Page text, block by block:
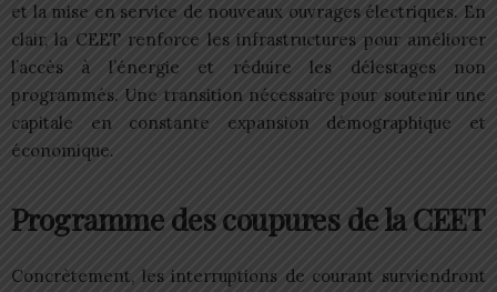
et la mise en service de nouveaux ouvrages électriques. En
clair, la CEET renforce les infrastructures pour améliorer
l’accès à l’énergie et réduire les délestages non
programmés. Une transition nécessaire pour soutenir une
capitale en constante expansion démographique et
économique.
Programme des coupures de la CEET
Concrètement, les interruptions de courant surviendront